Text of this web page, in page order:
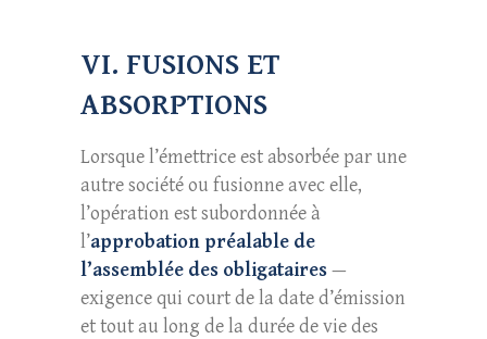
VI. FUSIONS ET
ABSORPTIONS
Lorsque l’émettrice est absorbée par une
autre société ou fusionne avec elle,
l’opération est subordonnée à
l’approbation préalable de
l’assemblée des obligataires—
exigence qui court de la date d’émission
et tout au long de la durée de vie des